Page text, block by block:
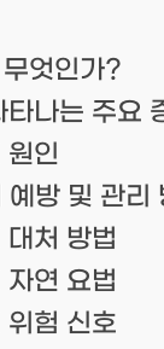
엇인가?
타나는 주요
원인
예방 및 관리
처 방법
연 요법
위험 신호